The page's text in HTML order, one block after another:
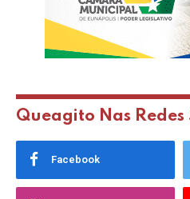
Queagito Nas Redes
Facebook